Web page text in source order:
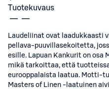
Tuotekuvaus
Laudeliinat ovat laadukkaasti
pellava-puuvillasekoitetta,
esille. Lapuan Kankurit on osa
mikä tarkoittaa, että
eurooppalaista laatua. Motti-
Masters of Linen -laatuinen